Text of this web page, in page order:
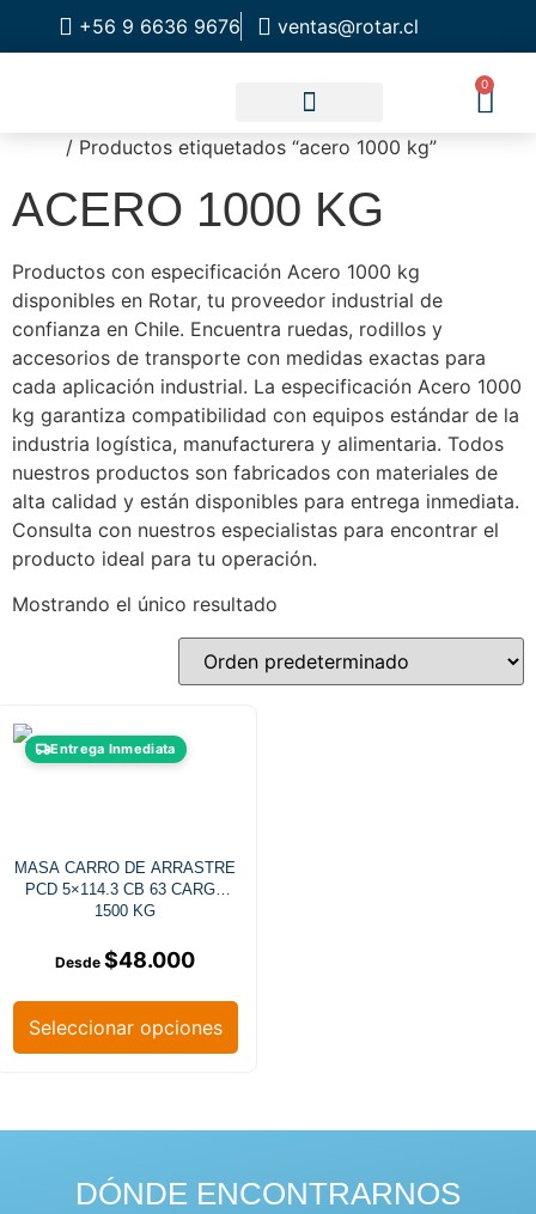
+56 9 6636 9676 ventas@rotar.cl
0
/ Productos etiquetados “acero 1000 kg”
ACERO 1000 KG
Productos con especificación Acero 1000 kg
disponibles en Rotar, tu proveedor industrial de
confianza en Chile. Encuentra ruedas, rodillos y
accesorios de transporte con medidas exactas para
cada aplicación industrial. La especificación Acero 1000
kg garantiza compatibilidad con equipos estándar de la
industria logística, manufacturera y alimentaria. Todos
nuestros productos son fabricados con materiales de
alta calidad y están disponibles para entrega inmediata.
Consulta con nuestros especialistas para encontrar el
producto ideal para tu operación.
Mostrando el único resultado
Entrega Inmediata
MASA CARRO DE ARRASTRE
PCD 5×114.3 CB 63 CARGA
1500 KG
$48.000
Seleccionar opciones
DÓNDE ENCONTRARNOS